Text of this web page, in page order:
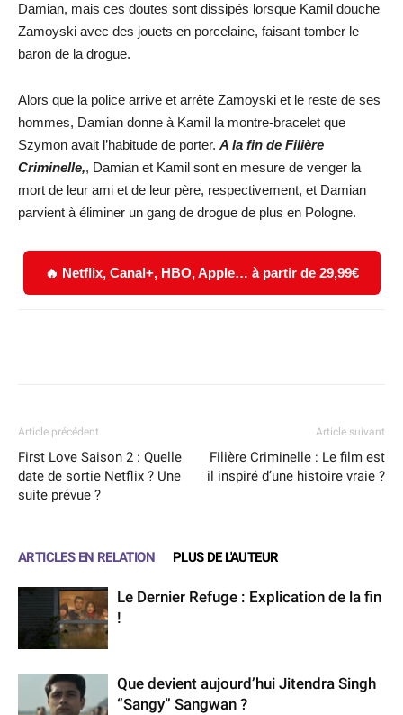
Damian, mais ces doutes sont dissipés lorsque Kamil douche
Zamoyski avec des jouets en porcelaine, faisant tomber le
baron de la drogue.
Alors que la police arrive et arrête Zamoyski et le reste de ses
hommes, Damian donne à Kamil la montre-bracelet que
Szymon avait l’habitude de porter. A la fin de Filière
Criminelle,, Damian et Kamil sont en mesure de venger la
mort de leur ami et de leur père, respectivement, et Damian
parvient à éliminer un gang de drogue de plus en Pologne.
🔥 Netflix, Canal+, HBO, Apple… à partir de 29,99€
Article précédent
First Love Saison 2 : Quelle
date de sortie Netflix ? Une
suite prévue ?
Article suivant
Filière Criminelle : Le film est
il inspiré d’une histoire vraie ?
ARTICLES EN RELATION PLUS DE L'AUTEUR
Le Dernier Refuge : Explication de la fin
!
Que devient aujourd’hui Jitendra Singh
“Sangy” Sangwan ?